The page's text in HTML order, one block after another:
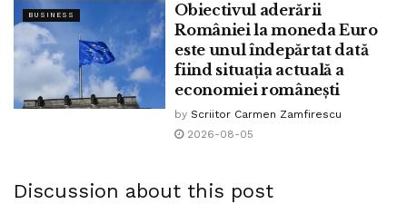
BUSINESS
Obiectivul aderării
României la moneda Euro
este unul îndepărtat dată
fiind situația actuală a
economiei românești
by Scriitor Carmen Zamfirescu
2026-08-05
Discussion about this post